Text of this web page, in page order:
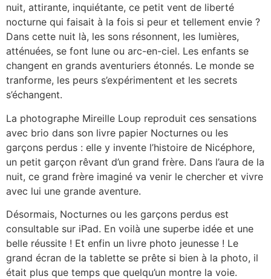
nuit, attirante, inquiétante, ce petit vent de liberté
nocturne qui faisait à la fois si peur et tellement envie ?
Dans cette nuit là, les sons résonnent, les lumières,
atténuées, se font lune ou arc-en-ciel. Les enfants se
changent en grands aventuriers étonnés. Le monde se
tranforme, les peurs s’expérimentent et les secrets
s’échangent.
La photographe Mireille Loup reproduit ces sensations
avec brio dans son livre papier Nocturnes ou les
garçons perdus : elle y invente l’histoire de Nicéphore,
un petit garçon rêvant d’un grand frère. Dans l’aura de la
nuit, ce grand frère imaginé va venir le chercher et vivre
avec lui une grande aventure.
Désormais, Nocturnes ou les garçons perdus est
consultable sur iPad. En voilà une superbe idée et une
belle réussite ! Et enfin un livre photo jeunesse ! Le
grand écran de la tablette se prête si bien à la photo, il
était plus que temps que quelqu’un montre la voie.